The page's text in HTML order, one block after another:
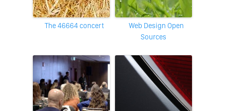
The 46664 concert
Web Design Open
Sources